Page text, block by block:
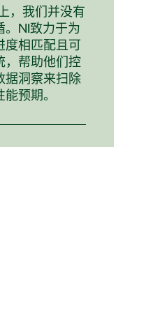
，我们并没有
。NI致力于为
度相匹配且可
，帮助他们控
据洞察来扫除
预期。